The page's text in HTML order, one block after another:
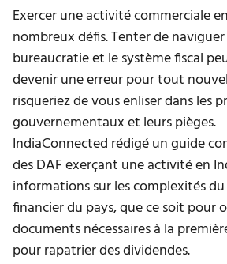
Exercer une activité commerciale
nombreux défis. Tenter de
bureaucratie et le système fiscal
devenir une erreur pour tout
risqueriez de vous enliser dans les
gouvernementaux et leurs pièges.
IndiaConnected rédigé un guide
des DAF exerçant une activité en
informations sur les complexités
financier du pays, que ce soit pour
documents nécessaires à la
pour rapatrier des dividendes.